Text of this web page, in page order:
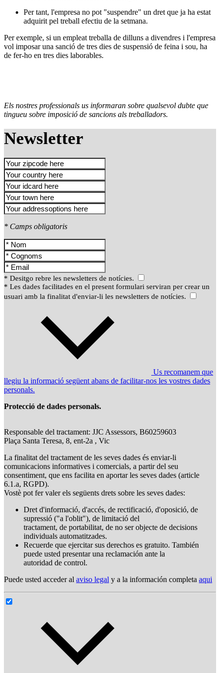
Per tant, l'empresa no pot "suspendre" un dret que ja ha estat
adquirit pel treball efectiu de la setmana.
Per exemple, si un empleat treballa de dilluns a divendres i l'empresa
vol imposar una sanció de tres dies de suspensió de feina i sou, ha
de fer-ho en tres dies laborables.
Els nostres professionals us informaran sobre qualsevol dubte que
tingueu sobre imposició de sancions als treballadors.
Newsletter
* Camps obligatoris
* Desitgo rebre les newsletters de notícies.
* Les dades facilitades en el present formulari serviran per crear un
usuari amb la finalitat d'enviar-li les newsletters de notícies.
Us recomanem que
llegiu la informació següent abans de facilitar-nos les vostres dades
personals.
Protecció de dades personals.
Responsable del tractament: JJC Assessors, B60259603
Plaça Santa Teresa, 8, ent-2a , Vic
La finalitat del tractament de les seves dades és enviar-li
comunicacions informatives i comercials, a partir del seu
consentiment, que ens facilita en aportar les seves dades (article
6.1.a, RGPD).
Vostè pot fer valer els següents drets sobre les seves dades:
Dret d'informació, d'accés, de rectificació, d'oposició, de
supressió ("a l'oblit"), de limitació del
tractament, de portabilitat, de no ser objecte de decisions
individuals automatitzades.
Recuerde que ejercitar sus derechos es gratuito. También
puede usted presentar una reclamación ante la
autoridad de control.
Puede usted acceder al aviso legal y a la información completa aqui